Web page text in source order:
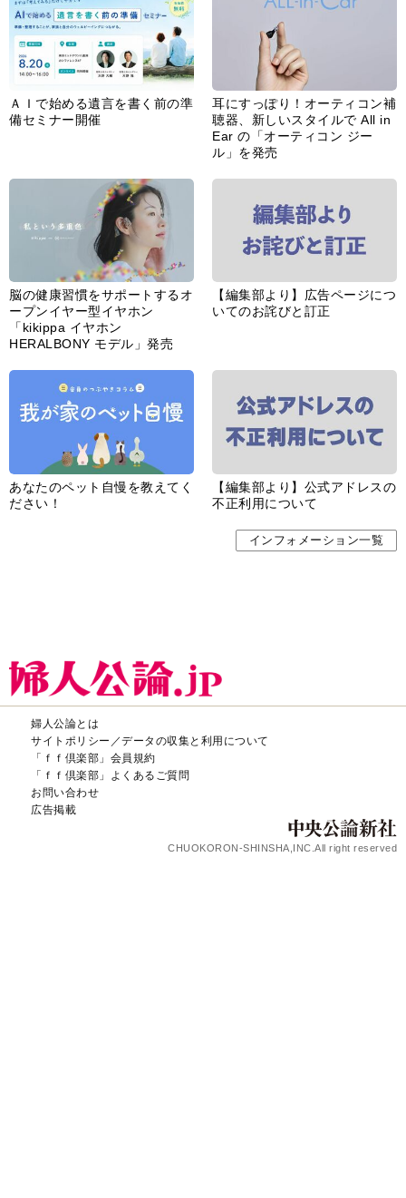
ＡＩで始める遺言を書く前の準
備セミナー開催
耳にすっぽり！オーティコン補
聴器、新しいスタイルで All in
Ear の「オーティコン ジー
ル」を発売
脳の健康習慣をサポートするオ
ープンイヤー型イヤホン
「kikippa イヤホン
HERALBONY モデル」発売
【編集部より】広告ページにつ
いてのお詫びと訂正
あなたのペット自慢を教えてく
ださい！
【編集部より】公式アドレスの
不正利用について
インフォメーション一覧
婦人公論とは
サイトポリシー／データの収集と利用について
「ｆｆ倶楽部」会員規約
「ｆｆ倶楽部」よくあるご質問
お問い合わせ
広告掲載
CHUOKORON-SHINSHA,INC.All right reserved